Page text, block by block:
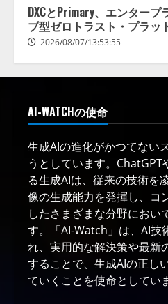
DXCとPrimary、エンター
ブ型ゼロトラスト・プラッ
2026/08/07/13:53:55
AI-WATCHの使命
生成AIの進化がかつてない
うとしています。
る生成AIは、従来の技術を
像の生成能力を発揮し、コ
したさまざまな分野におい
す。「AI-Watch」は、AI技
れ、実用的な解決策や最新
することで、生成AIの正し
ていくことを使命としてい